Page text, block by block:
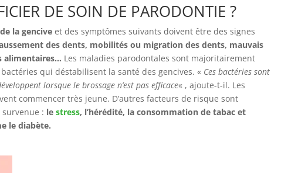
DE SOIN DE PARODONTIE ?
la gencive et des symptômes suivants doivent être des signes
des dents, mobilités ou migration des dents, mauvais
alimentaires… Les maladies parodontales sont majoritairement
qui déstabilisent la santé des gencives. « Ces bactéries sont
lorsque le brossage n’est pas efficace« , ajoute-t-il. Les
commencer très jeune. D’autres facteurs de risque sont
: le stress, l’hérédité, la consommation de tabac et
le diabète.